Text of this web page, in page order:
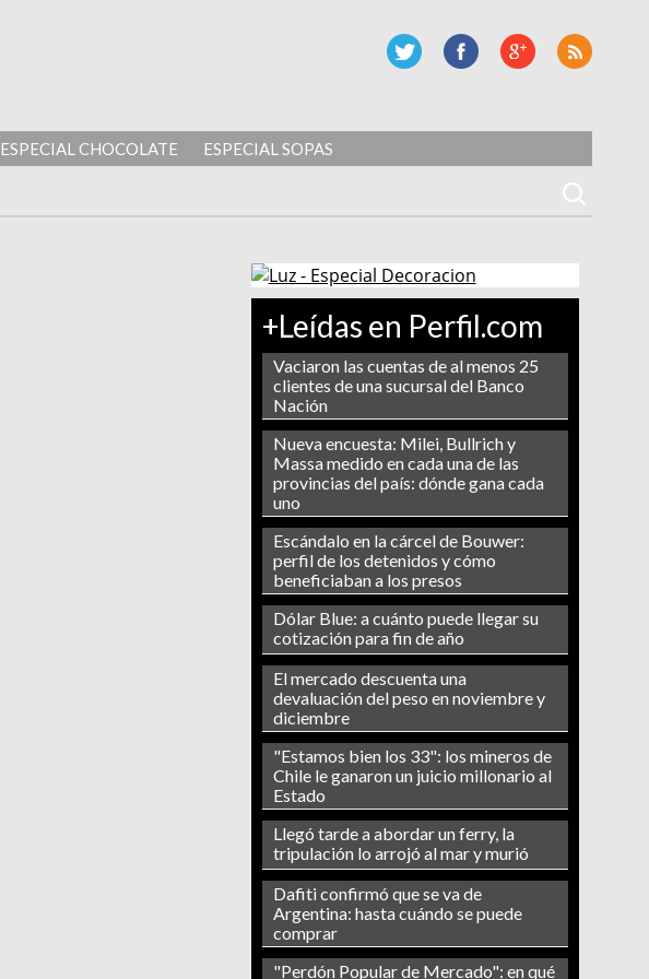
ESPECIAL CHOCOLATE ESPECIAL SOPAS
+Leídas en Perfil.com
Vaciaron las cuentas de al menos 25
clientes de una sucursal del Banco
Nación
Nueva encuesta: Milei, Bullrich y
Massa medido en cada una de las
provincias del país: dónde gana cada
uno
Escándalo en la cárcel de Bouwer:
perfil de los detenidos y cómo
beneficiaban a los presos
Dólar Blue: a cuánto puede llegar su
cotización para fin de año
El mercado descuenta una
devaluación del peso en noviembre y
diciembre
"Estamos bien los 33": los mineros de
Chile le ganaron un juicio millonario al
Estado
Llegó tarde a abordar un ferry, la
tripulación lo arrojó al mar y murió
Dafiti confirmó que se va de
Argentina: hasta cuándo se puede
comprar
"Perdón Popular de Mercado": en qué